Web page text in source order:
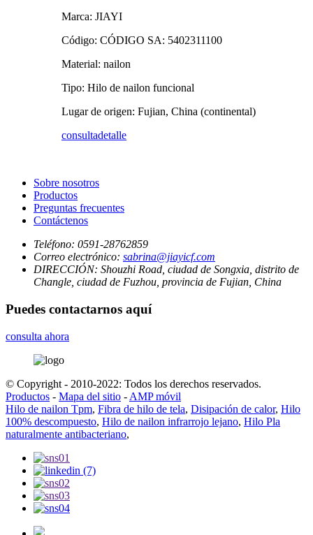
Marca: JIAYI
Código: CÓDIGO SA: 5402311100
Material: nailon
Tipo: Hilo de nailon funcional
Lugar de origen: Fujian, China (continental)
consultadetalle
Sobre nosotros
Productos
Preguntas frecuentes
Contáctenos
Teléfono: 0591-28762859
Correo electrónico: sabrina@jiayicf.com
DIRECCIÓN: Shouzhi Road, ciudad de Songxia, distrito de
Changle, ciudad de Fuzhou, provincia de Fujian, China
Puedes contactarnos aquí
consulta ahora
© Copyright - 2010-2022: Todos los derechos reservados.
Productos - Mapa del sitio - AMP móvil
Hilo de nailon Tpm, Fibra de hilo de tela, Disipación de calor, Hilo
100% descompuesto, Hilo de nailon infrarrojo lejano, Hilo Pla
naturalmente antibacteriano,